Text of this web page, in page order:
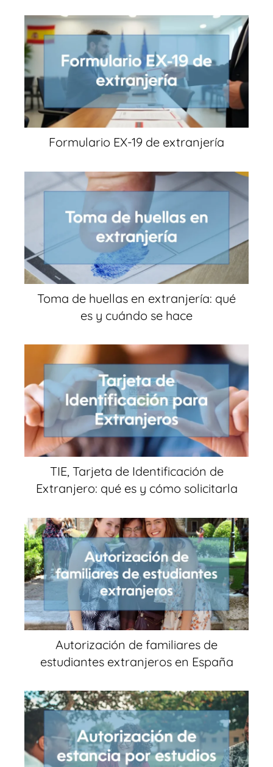
Formulario EX-19 de extranjería
Toma de huellas en extranjería: qué
es y cuándo se hace
TIE, Tarjeta de Identificación de
Extranjero: qué es y cómo solicitarla
Autorización de familiares de
estudiantes extranjeros en España